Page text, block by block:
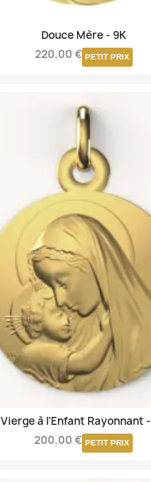
Douce Mère - 9K
220,00 € PETIT PRIX
Vierge à l'Enfant Rayonnant -
200,00 € PETIT PRIX